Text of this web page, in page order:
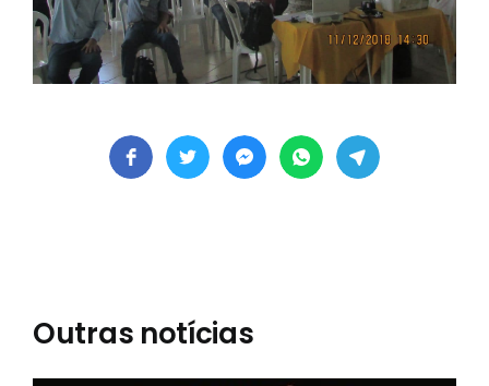
Outras notícias